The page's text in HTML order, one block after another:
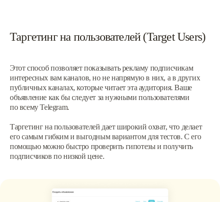
Таргетинг на пользователей (Target Users)
Этот способ позволяет показывать рекламу подписчикам
интересных вам каналов, но не напрямую в них, а в других
публичных каналах, которые читает эта аудитория. Ваше
объявление как бы следует за нужными пользователями
по всему Telegram.
Таргетинг на пользователей дает широкий охват, что делает
его самым гибким и выгодным вариантом для тестов. С его
помощью можно быстро проверить гипотезы и получить
подписчиков по низкой цене.